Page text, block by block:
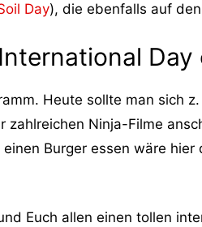
Day), die ebenfalls auf
Heute sollte man sich
zahlreichen Ninja-Filme
Burger essen wäre
Euch allen einen tollen